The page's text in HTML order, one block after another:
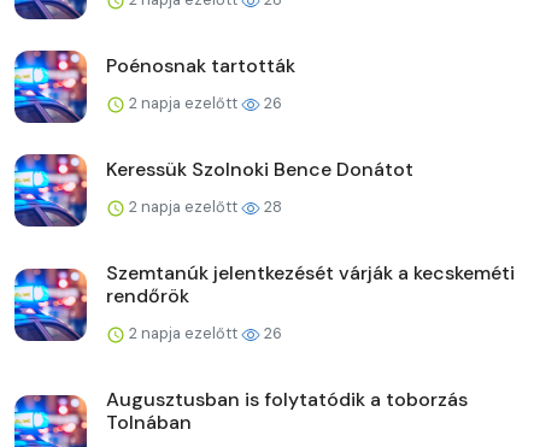
Poénosnak tartották
2 napja ezelőtt 26
Keressük Szolnoki Bence Donátot
2 napja ezelőtt 28
Szemtanúk jelentkezését várják a kecskeméti
rendőrök
2 napja ezelőtt 26
Augusztusban is folytatódik a toborzás
Tolnában